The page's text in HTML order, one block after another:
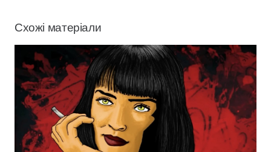
Схожі матеріали